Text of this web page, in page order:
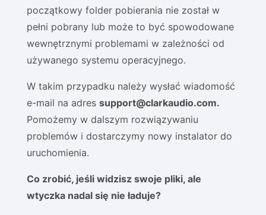
początkowy folder pobierania nie został w
pełni pobrany lub może to być spowodowane
wewnętrznymi problemami w zależności od
używanego systemu operacyjnego.
W takim przypadku należy wysłać wiadomość
e-mail na adres support@clarkaudio.com.
Pomożemy w dalszym rozwiązywaniu
problemów i dostarczymy nowy instalator do
uruchomienia.
Co zrobić, jeśli widzisz swoje pliki, ale
wtyczka nadal się nie ładuje?